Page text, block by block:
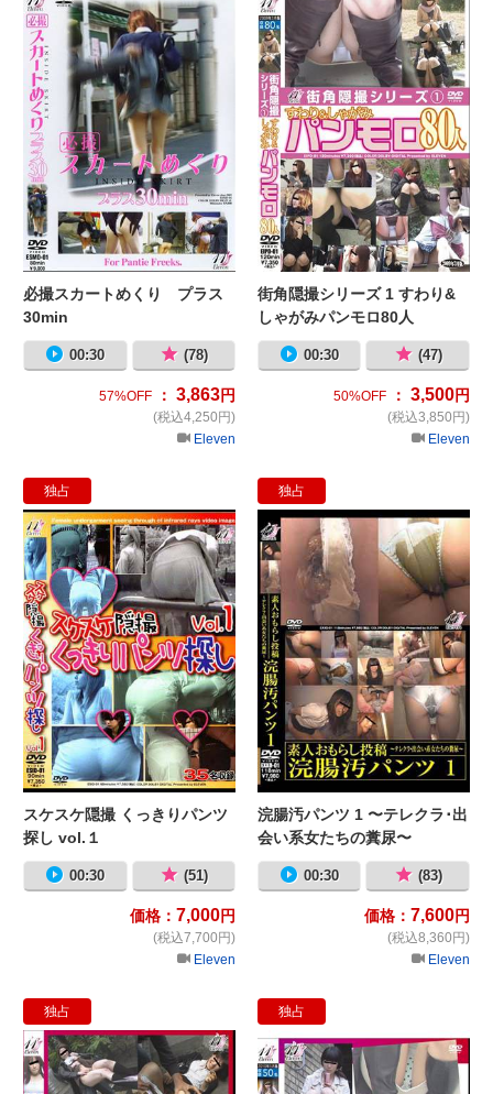
必撮スカートめくり プラス
30min
00:30 (78)
57%OFF ： 3,863円
(税込4,250円)
Eleven
街角隠撮シリーズ 1 すわり&
しゃがみパンモロ80人
00:30 (47)
50%OFF： 3,500円
(税込3,850円)
Eleven
独占
スケスケ隠撮 くっきりパンツ探し
スケスケ隠撮 くっきりパンツ
探し vol.１
00:30 (51)
価格： 7,000円
(税込7,700円)
Eleven
独占
浣
浣腸汚パンツ 1 〜テレクラ･出
会い系女たちの糞尿〜
00:30 (83)
価格： 7,600円
(税込8,360円)
Eleven
独占 独占